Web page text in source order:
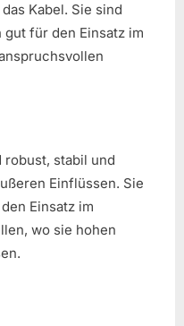
Kabel. Sie sind
für den Einsatz im
robust, stabil und
Einflüssen. Sie
Einsatz im
wo sie hohen